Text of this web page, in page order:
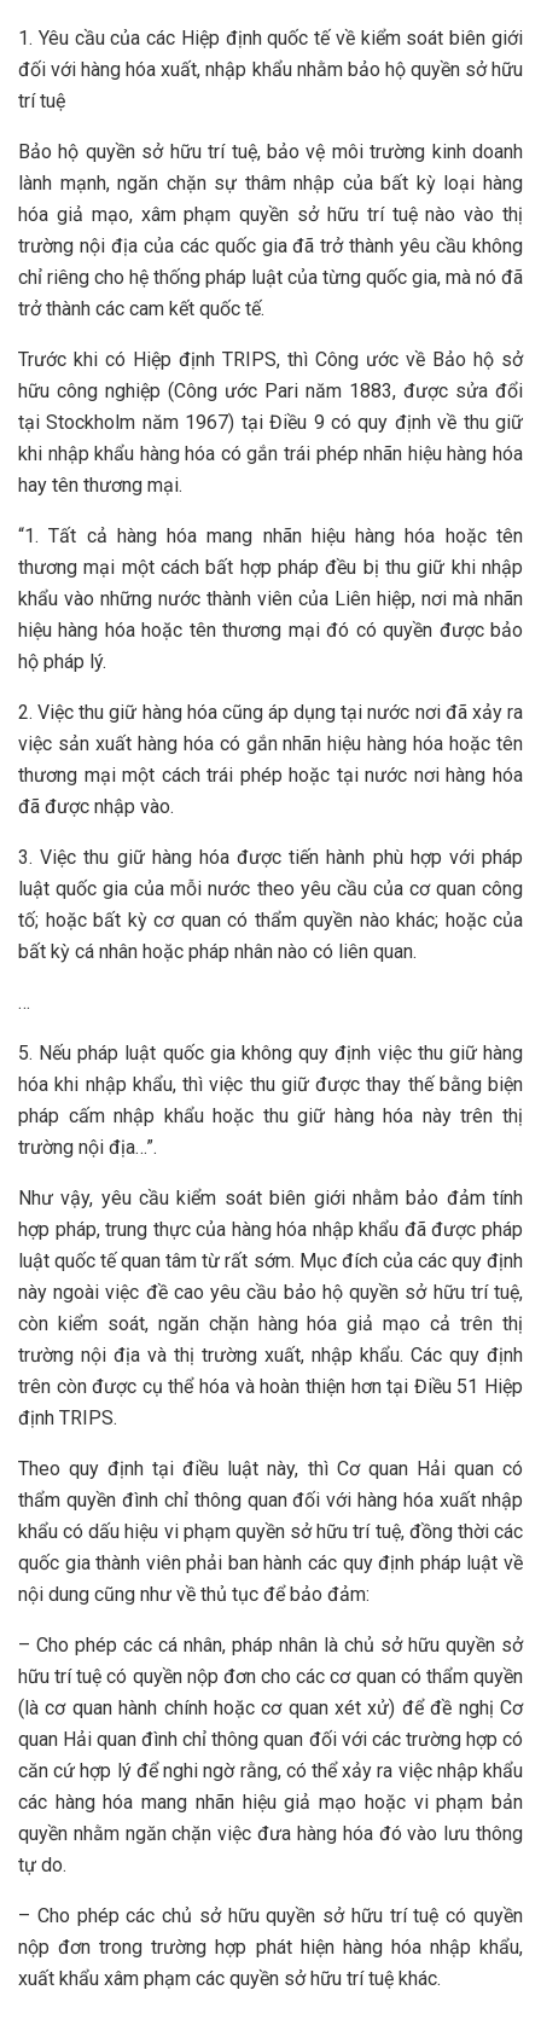
1. Yêu cầu của các Hiệp định quốc tế về kiểm soát biên giới
đối với hàng hóa xuất, nhập khẩu nhằm bảo hộ quyền sở hữu
trí tuệ
Bảo hộ quyền sở hữu trí tuệ, bảo vệ môi trường kinh doanh
lành mạnh, ngăn chặn sự thâm nhập của bất kỳ loại hàng
hóa giả mạo, xâm phạm quyền sở hữu trí tuệ nào vào thị
trường nội địa của các quốc gia đã trở thành yêu cầu không
chỉ riêng cho hệ thống pháp luật của từng quốc gia, mà nó đã
trở thành các cam kết quốc tế.
Trước khi có Hiệp định TRIPS, thì Công ước về Bảo hộ sở
hữu công nghiệp (Công ước Pari năm 1883, được sửa đổi
tại Stockholm năm 1967) tại Điều 9 có quy định về thu giữ
khi nhập khẩu hàng hóa có gắn trái phép nhãn hiệu hàng hóa
hay tên thương mại.
“1. Tất cả hàng hóa mang nhãn hiệu hàng hóa hoặc tên
thương mại một cách bất hợp pháp đều bị thu giữ khi nhập
khẩu vào những nước thành viên của Liên hiệp, nơi mà nhãn
hiệu hàng hóa hoặc tên thương mại đó có quyền được bảo
hộ pháp lý.
2. Việc thu giữ hàng hóa cũng áp dụng tại nước nơi đã xảy ra
việc sản xuất hàng hóa có gắn nhãn hiệu hàng hóa hoặc tên
thương mại một cách trái phép hoặc tại nước nơi hàng hóa
đã được nhập vào.
3. Việc thu giữ hàng hóa được tiến hành phù hợp với pháp
luật quốc gia của mỗi nước theo yêu cầu của cơ quan công
tố; hoặc bất kỳ cơ quan có thẩm quyền nào khác; hoặc của
bất kỳ cá nhân hoặc pháp nhân nào có liên quan.
…
5. Nếu pháp luật quốc gia không quy định việc thu giữ hàng
hóa khi nhập khẩu, thì việc thu giữ được thay thế bằng biện
pháp cấm nhập khẩu hoặc thu giữ hàng hóa này trên thị
trường nội địa…”.
Như vậy, yêu cầu kiểm soát biên giới nhằm bảo đảm tính
hợp pháp, trung thực của hàng hóa nhập khẩu đã được pháp
luật quốc tế quan tâm từ rất sớm. Mục đích của các quy định
này ngoài việc đề cao yêu cầu bảo hộ quyền sở hữu trí tuệ,
còn kiểm soát, ngăn chặn hàng hóa giả mạo cả trên thị
trường nội địa và thị trường xuất, nhập khẩu. Các quy định
trên còn được cụ thể hóa và hoàn thiện hơn tại Điều 51 Hiệp
định TRIPS.
Theo quy định tại điều luật này, thì Cơ quan Hải quan có
thẩm quyền đình chỉ thông quan đối với hàng hóa xuất nhập
khẩu có dấu hiệu vi phạm quyền sở hữu trí tuệ, đồng thời các
quốc gia thành viên phải ban hành các quy định pháp luật về
nội dung cũng như về thủ tục để bảo đảm:
– Cho phép các cá nhân, pháp nhân là chủ sở hữu quyền sở
hữu trí tuệ có quyền nộp đơn cho các cơ quan có thẩm quyền
(là cơ quan hành chính hoặc cơ quan xét xử) để đề nghị Cơ
quan Hải quan đình chỉ thông quan đối với các trường hợp có
căn cứ hợp lý để nghi ngờ rằng, có thể xảy ra việc nhập khẩu
các hàng hóa mang nhãn hiệu giả mạo hoặc vi phạm bản
quyền nhằm ngăn chặn việc đưa hàng hóa đó vào lưu thông
tự do.
– Cho phép các chủ sở hữu quyền sở hữu trí tuệ có quyền
nộp đơn trong trường hợp phát hiện hàng hóa nhập khẩu,
xuất khẩu xâm phạm các quyền sở hữu trí tuệ khác.